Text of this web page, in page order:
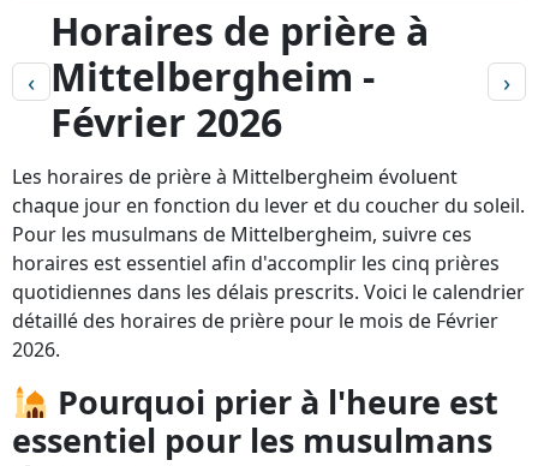
‹
Horaires de prière à
Mittelbergheim -
Février 2026
›
Les horaires de prière à Mittelbergheim évoluent
chaque jour en fonction du lever et du coucher du soleil.
Pour les musulmans de Mittelbergheim, suivre ces
horaires est essentiel afin d'accomplir les cinq prières
quotidiennes dans les délais prescrits. Voici le calendrier
détaillé des horaires de prière pour le mois de Février
2026.
Pourquoi prier à l'heure est
essentiel pour les musulmans